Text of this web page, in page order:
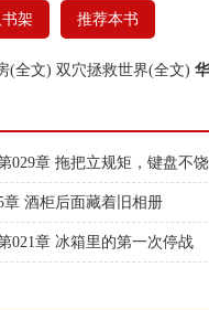
架 推荐本书
(全文) 双穴拯救世界(全文)
029章 拖把立规矩，键盘不
章 酒柜后面藏着旧相册
021章 冰箱里的第一次停战